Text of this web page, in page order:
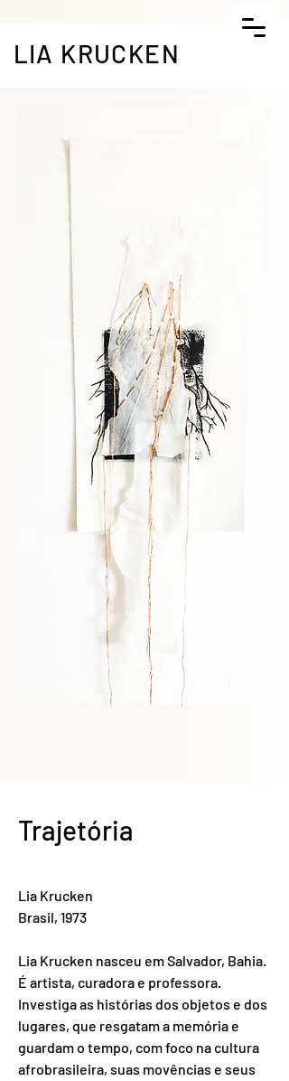
LIA KRUCKEN
Trajetória
Lia Krucken
Brasil, 1973
Lia Krucken nasceu em Salvador, Bahia.
É artista, curadora e professora.
Investiga as histórias dos objetos e dos
lugares, que resgatam a memória e
guardam o tempo, com foco na cultura
afrobrasileira, suas movências e seus